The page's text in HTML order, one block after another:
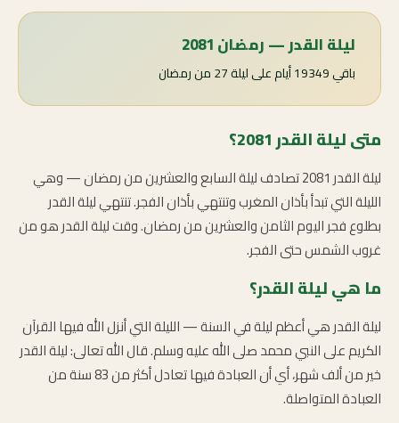
ليلة القدر — رمضان 2081
باقي 19349 أيام على ليلة 27 من رمضان
متى ليلة القدر 2081؟
ليلة القدر 2081 تصادف ليلة السابع والعشرين من رمضان — وهي
الليلة التي تبدأ بأذان المغرب وتنتهي بأذان الفجر. تنتهي ليلة القدر
بطلوع فجر اليوم الثامن والعشرين من رمضان. وقت ليلة القدر هو من
غروب الشمس حتى الفجر.
ما هي ليلة القدر؟
ليلة القدر هي أعظم ليلة في السنة — الليلة التي أنزل الله فيها القرآن
الكريم على النبي محمد صلى الله عليه وسلم. قال الله تعالى: ليلة القدر
خير من ألف شهر، أي أن العبادة فيها تعادل أكثر من 83 سنة من
العبادة المتواصلة.